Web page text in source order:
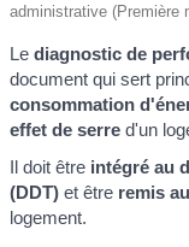
administrative (Première
Lediagnostic de
document qui sert
consommation
effet de serre d'un
Il doit être intégré au
(DDT) et être remis
logement.